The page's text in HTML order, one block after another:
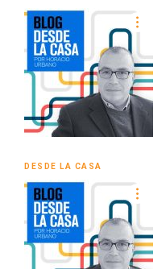
DESDE LA CASA